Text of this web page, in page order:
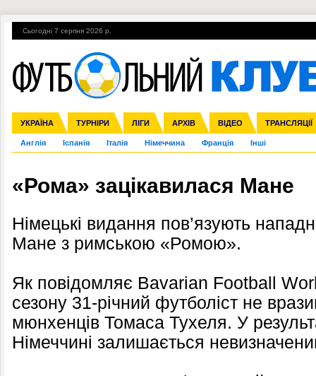
Сьогодні 7 серпня 2026 р.
УКРАЇНА ТУРНІРИ ЛІГИ АРХІВ ВІДЕО ТРАНСЛЯЦІЇ
Збірна Прем'єр-ліга Перша ліга Друга ліга Кубок України
Ліга чемпіонів Ліга Європи Міжнародні Ліга націй Ліга
Англія Іспанія Італія Німеччина Франція Інші
ЧС-2014 ЄВРО-2016 Росія Кубок конфедерацій ЧЄ-2015 (U-
Гарячі теми УПЛ, 1-й тур ВІЙНА УПЛ-ПЕРЕХОДИ
«Рома» зацікавилася Мане
Німецькі видання пов’язують
Мане з римською «Ромою».
Як повідомляє Bavarian Football
сезону 31-річний футболіст не
мюнхенців Томаса Тухеля. У
Німеччині залишається